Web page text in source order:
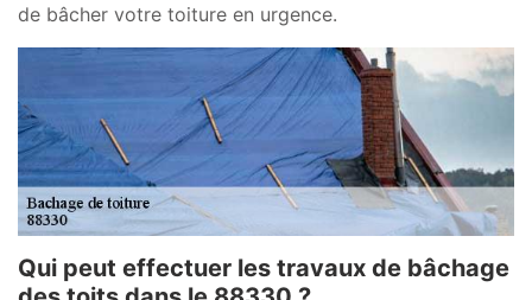
de bâcher votre toiture en urgence.
Qui peut effectuer les travaux de bâchage